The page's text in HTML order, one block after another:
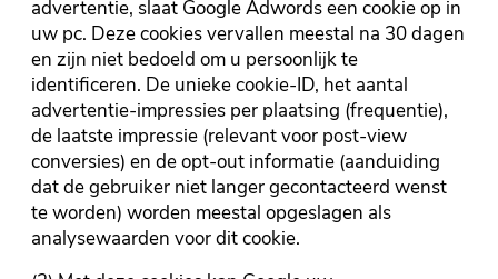
advertentie, slaat Google Adwords een cookie op in
uw pc. Deze cookies vervallen meestal na 30 dagen
en zijn niet bedoeld om u persoonlijk te
identificeren. De unieke cookie-ID, het aantal
advertentie-impressies per plaatsing (frequentie),
de laatste impressie (relevant voor post-view
conversies) en de opt-out informatie (aanduiding
dat de gebruiker niet langer gecontacteerd wenst
te worden) worden meestal opgeslagen als
analysewaarden voor dit cookie.